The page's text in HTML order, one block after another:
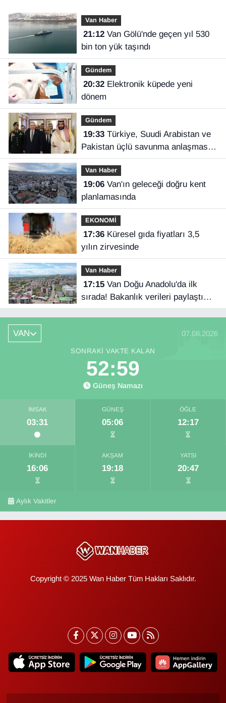
Van Haber
21:12Van Gölü'nde geçen yıl 530
bin ton yük taşındı
Gündem
20:32Elektronik küpede yeni
dönem
Gündem
19:33Türkiye, Suudi Arabistan ve
Pakistan üçlü savunma anlaşması
imzaladı
Van Haber
19:06Van'ın geleceği doğru kent
planlamasında
EKONOMİ
17:36Küresel gıda fiyatları 3,5
yılın zirvesinde
Van Haber
17:15Van Doğu Anadolu'da ilk
sırada! Bakanlık verileri paylaştı…
VAN 07.08.2026
SONRAKI VAKTE KALAN
52:58
Güneş Namazı
İMSAK
03:31
GÜNEŞ
05:06
ÖĞLE
12:17
İKINDI
16:06
AKŞAM
19:18
YATSI
20:47
Aylık Vakitler
Copyright © 2025 Wan Haber Tüm Hakları Saklıdır.